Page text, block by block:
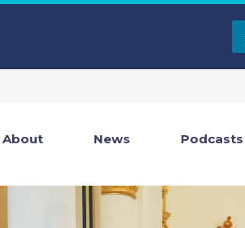
About News Podcasts